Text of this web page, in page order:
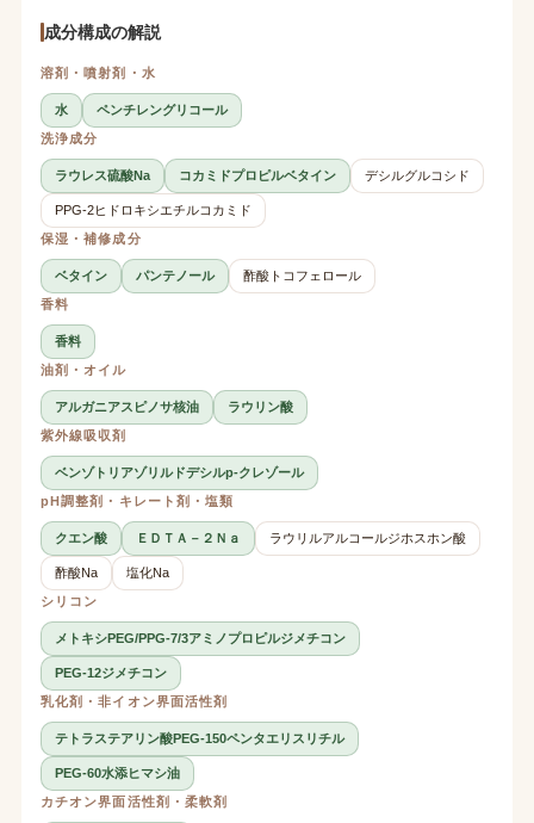
成分構成の解説
溶剤・噴射剤・水
水
ペンチレングリコール
洗浄成分
ラウレス硫酸Na コカミドプロピルベタイン デシルグルコシド
PPG-2ヒドロキシエチルコカミド
保湿・補修成分
ベタイン パンテノール
酢酸トコフェロール
香料
香料
油剤・オイル
アルガニアスピノサ核油
ラウリン酸
紫外線吸収剤
ベンゾトリアゾリルドデシルp-クレゾール
pH調整剤・キレート剤・塩類
クエン酸 ＥＤＴＡ－２Ｎａ ラウリルアルコールジホスホン酸
酢酸Na
塩化Na
シリコン
メトキシPEG/PPG-7/3アミノプロピルジメチコン
PEG-12ジメチコン
乳化剤・非イオン界面活性剤
テトラステアリン酸PEG-150ペンタエリスリチル
PEG-60水添ヒマシ油
カチオン界面活性剤・柔軟剤